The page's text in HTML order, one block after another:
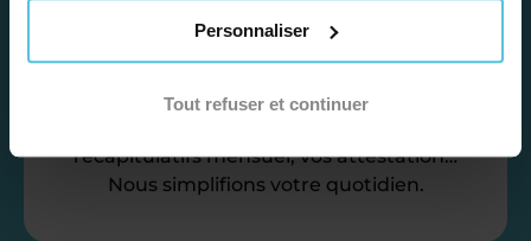
Personnaliser
Tout refuser et continuer
administratives
Nos équipes d’experts se chargent de tout
pour vous ! De la recherche de famille
récapitulatifs mensuel, vos attestation…
Nous simplifions votre quotidien.